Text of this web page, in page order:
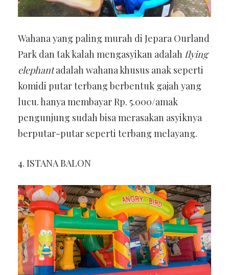
Wahana yang paling murah di Jepara Ourland
Park dan tak kalah mengasyikan adalahflying
elephantadalah wahana khusus anak seperti
komidi putar terbang berbentuk gajah yang
lucu. hanya membayar Rp. 5.000/amak
pengunjung sudah bisa merasakan asyiknya
berputar-putar seperti terbang melayang.
4. ISTANA BALON